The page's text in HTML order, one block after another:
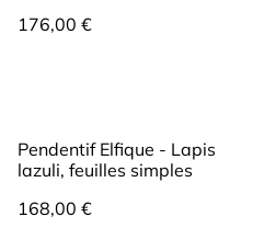
176,00 €
Pendentif Elfique - Lapis
lazuli, feuilles simples
168,00 €